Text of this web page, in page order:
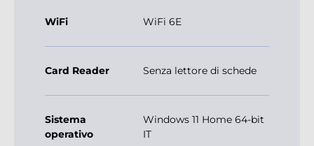
WiFi WiFi 6E
Card Reader Senza lettore di schede
Sistema
operativo
Windows 11 Home 64-bit
IT